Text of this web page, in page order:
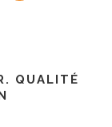
QUALITÉ